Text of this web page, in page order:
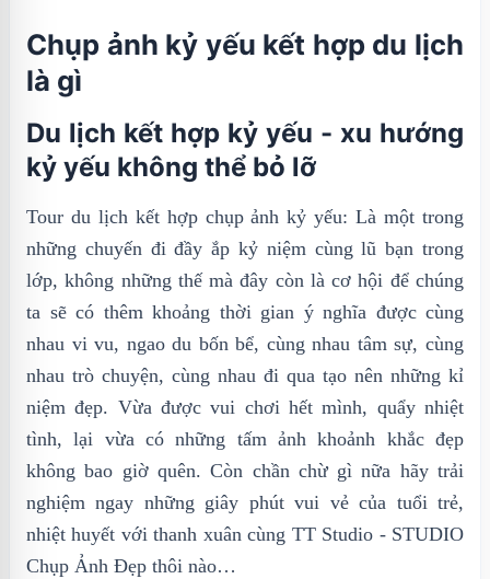
Chụp ảnh kỷ yếu kết hợp du lịch
là gì
Du lịch kết hợp kỷ yếu - xu hướng
kỷ yếu không thể bỏ lỡ
Tour du lịch kết hợp chụp ảnh kỷ yếu: Là một trong
những chuyến đi đầy ắp kỷ niệm cùng lũ bạn trong
lớp, không những thế mà đây còn là cơ hội để chúng
ta sẽ có thêm khoảng thời gian ý nghĩa được cùng
nhau vi vu, ngao du bốn bể, cùng nhau tâm sự, cùng
nhau trò chuyện, cùng nhau đi qua tạo nên những kỉ
niệm đẹp. Vừa được vui chơi hết mình, quẩy nhiệt
tình, lại vừa có những tấm ảnh khoảnh khắc đẹp
không bao giờ quên. Còn chần chừ gì nữa hãy trải
nghiệm ngay những giây phút vui vẻ của tuổi trẻ,
nhiệt huyết với thanh xuân cùng TT Studio - STUDIO
Chụp Ảnh Đẹp thôi nào…